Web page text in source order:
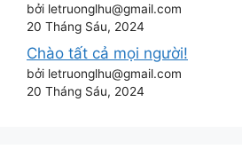
bởi letruonglhu@gmail.com
20 Tháng Sáu, 2024
Chào tất cả mọi người!
bởi letruonglhu@gmail.com
20 Tháng Sáu, 2024